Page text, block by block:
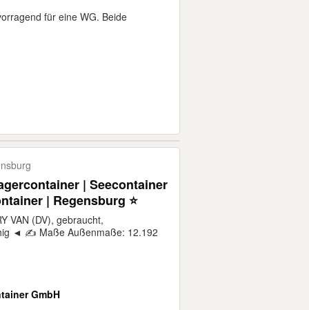
für eine WG. Beide
| Seecontainer
| Regensburg ⭐
VAN (DV), gebraucht,
◄ ✍️ Maße Außenmaße: 12.192
GmbH